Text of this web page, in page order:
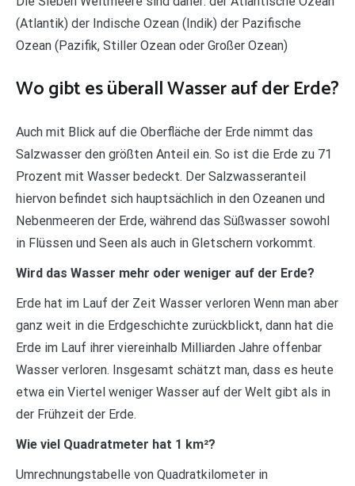
(Atlantik) der Indische Ozean (Indik) der Pazifische
Ozean (Pazifik, Stiller Ozean oder Großer Ozean)
Wo gibt es überall Wasser auf der Erde?
Auch mit Blick auf die Oberfläche der Erde nimmt das
Salzwasser den größten Anteil ein. So ist die Erde zu 71
Prozent mit Wasser bedeckt. Der Salzwasseranteil
hiervon befindet sich hauptsächlich in den Ozeanen und
Nebenmeeren der Erde, während das Süßwasser sowohl
in Flüssen und Seen als auch in Gletschern vorkommt.
Wird das Wasser mehr oder weniger auf der Erde?
Erde hat im Lauf der Zeit Wasser verloren Wenn man aber
ganz weit in die Erdgeschichte zurückblickt, dann hat die
Erde im Lauf ihrer viereinhalb Milliarden Jahre offenbar
Wasser verloren. Insgesamt schätzt man, dass es heute
etwa ein Viertel weniger Wasser auf der Welt gibt als in
der Frühzeit der Erde.
Wie viel Quadratmeter hat 1 km²?
Umrechnungstabelle von Quadratkilometer in